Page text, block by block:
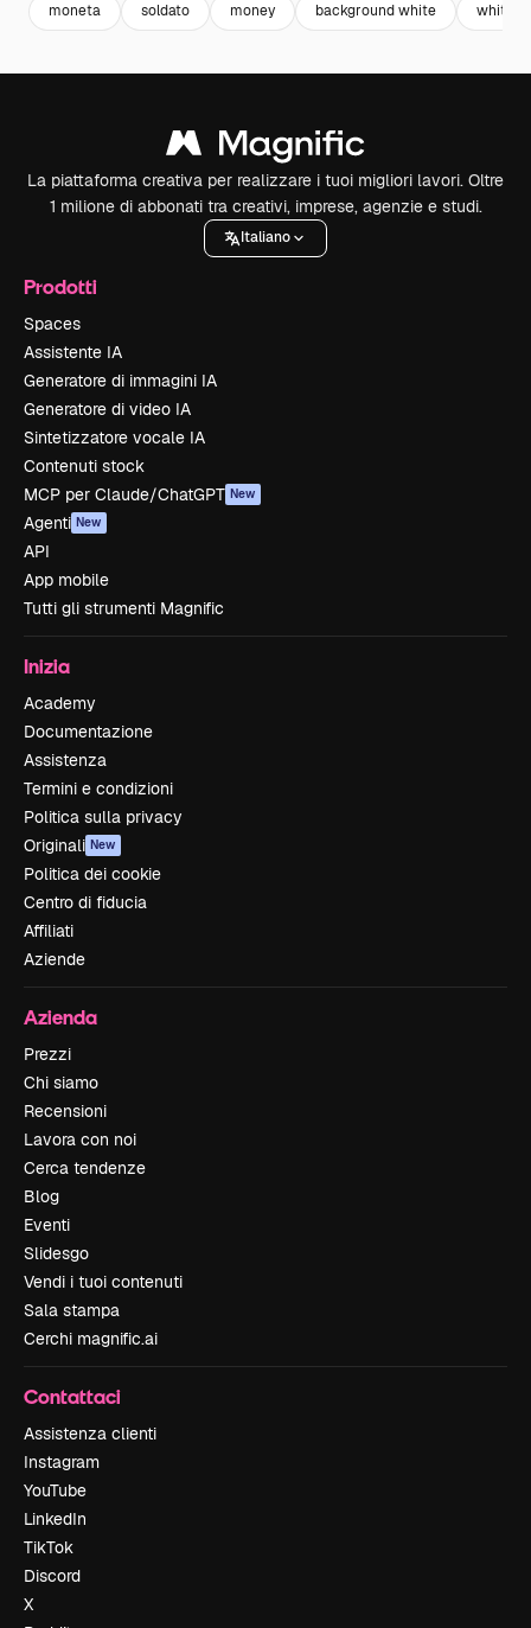
moneta soldato money background white white
La piattaforma creativa per realizzare i tuoi migliori lavori. Oltre
1 milione di abbonati tra creativi, imprese, agenzie e studi.
Italiano
Prodotti
Spaces
Assistente IA
Generatore di immagini IA
Generatore di video IA
Sintetizzatore vocale IA
Contenuti stock
MCP per Claude/ChatGPT New
Agenti New
API
App mobile
Tutti gli strumenti Magnific
Inizia
Academy
Documentazione
Assistenza
Termini e condizioni
Politica sulla privacy
Originali New
Politica dei cookie
Centro di fiducia
Affiliati
Aziende
Azienda
Prezzi
Chi siamo
Recensioni
Lavora con noi
Cerca tendenze
Blog
Eventi
Slidesgo
Vendi i tuoi contenuti
Sala stampa
Cerchi magnific.ai
Contattaci
Assistenza clienti
Instagram
YouTube
LinkedIn
TikTok
Discord
X